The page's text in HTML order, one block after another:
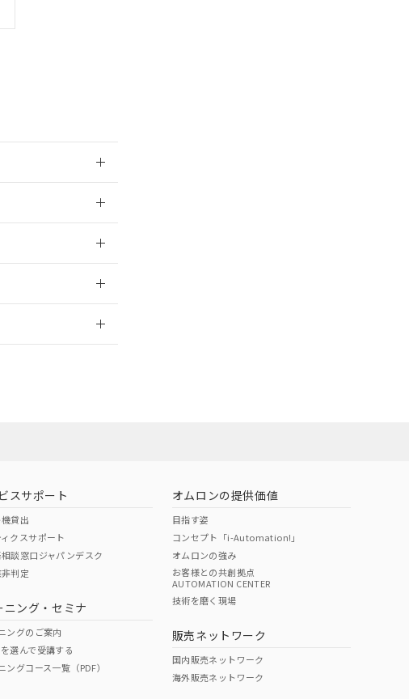
O O
スサポート
貸出
クスサポート
談窓口ジャパンデスク
判定
ニング・セミナ
ングのご案内
選んで受講する
ングコース一覧（PDF）
オムロンの提供価値
目指す姿
コンセプト「i-Automation!」
オムロンの強み
お客様との共創拠点
AUTOMATION CENTER
技術を磨く現場
販売ネットワーク
国内販売ネットワーク
海外販売ネットワーク